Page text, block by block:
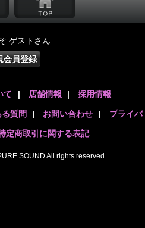
ゲストさん
会員登録
て | 店舗情報 | 採用情報
質問 | お問い合わせ | プライバ
定商取引に関する表記
SOUND All rights reserved.